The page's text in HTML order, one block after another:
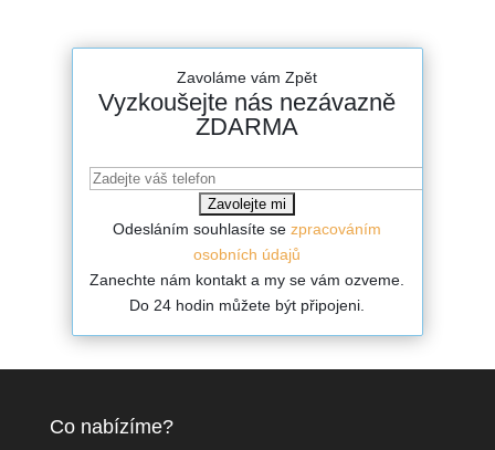
Zavoláme vám Zpět
Vyzkoušejte nás nezávazně
ZDARMA
Odesláním souhlasíte sezpracováním
osobních údajů
Zanechte nám kontakt a my se vám ozveme.
Do 24 hodin můžete být připojeni.
Co nabízíme?